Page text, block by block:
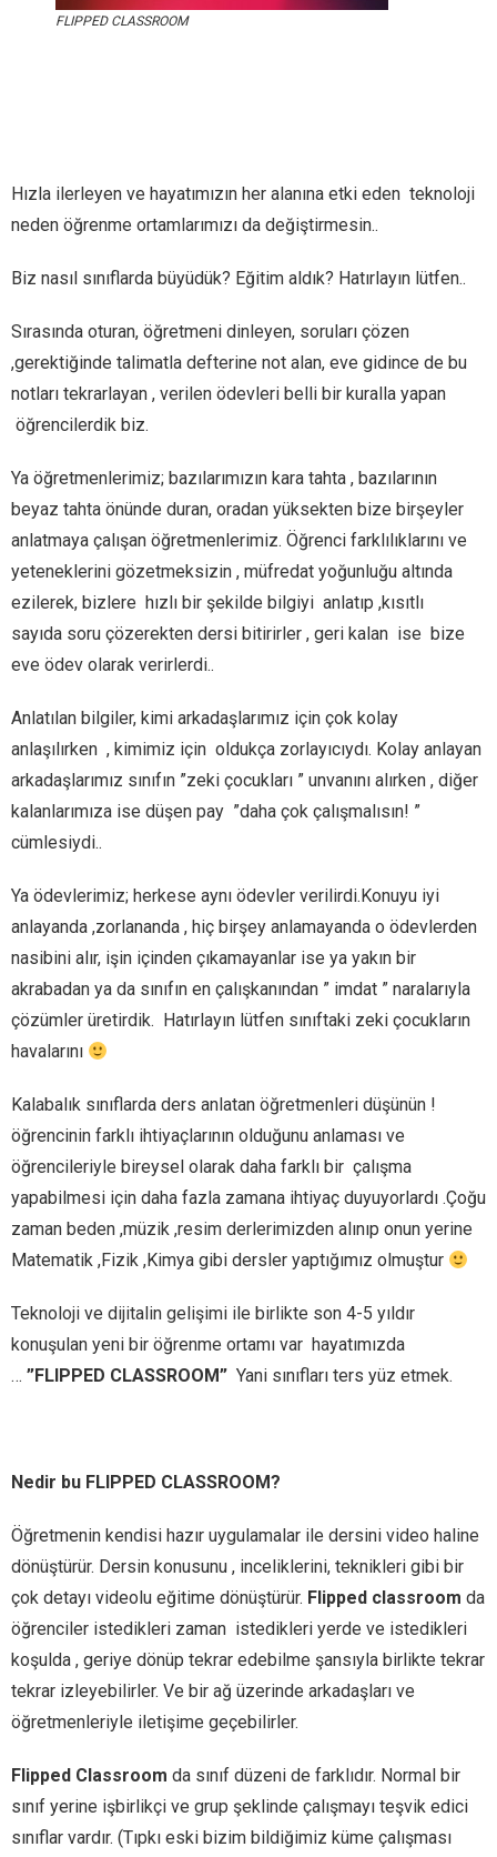
FLIPPED CLASSROOM
Hızla ilerleyen ve hayatımızın her alanına etki eden teknoloji
neden öğrenme ortamlarımızı da değiştirmesin..
Biz nasıl sınıflarda büyüdük? Eğitim aldık? Hatırlayın lütfen..
Sırasında oturan, öğretmeni dinleyen, soruları çözen
,gerektiğinde talimatla defterine not alan, eve gidince de bu
notları tekrarlayan , verilen ödevleri belli bir kuralla yapan
öğrencilerdik biz.
Ya öğretmenlerimiz; bazılarımızın kara tahta , bazılarının
beyaz tahta önünde duran, oradan yüksekten bize birşeyler
anlatmaya çalışan öğretmenlerimiz. Öğrenci farklılıklarını ve
yeteneklerini gözetmeksizin , müfredat yoğunluğu altında
ezilerek, bizlere hızlı bir şekilde bilgiyi anlatıp ,kısıtlı
sayıda soru çözerekten dersi bitirirler , geri kalan ise bize
eve ödev olarak verirlerdi..
Anlatılan bilgiler, kimi arkadaşlarımız için çok kolay
anlaşılırken , kimimiz için oldukça zorlayıcıydı. Kolay anlayan
arkadaşlarımız sınıfın ”zeki çocukları ” unvanını alırken , diğer
kalanlarımıza ise düşen pay ”daha çok çalışmalısın! ”
cümlesiydi..
Ya ödevlerimiz; herkese aynı ödevler verilirdi.Konuyu iyi
anlayanda ,zorlananda , hiç birşey anlamayanda o ödevlerden
nasibini alır, işin içinden çıkamayanlar ise ya yakın bir
akrabadan ya da sınıfın en çalışkanından ” imdat ” naralarıyla
çözümler üretirdik. Hatırlayın lütfen sınıftaki zeki çocukların
havalarını
Kalabalık sınıflarda ders anlatan öğretmenleri düşünün !
öğrencinin farklı ihtiyaçlarının olduğunu anlaması ve
öğrencileriyle bireysel olarak daha farklı bir çalışma
yapabilmesi için daha fazla zamana ihtiyaç duyuyorlardı .Çoğu
zaman beden ,müzik ,resim derlerimizden alınıp onun yerine
Matematik ,Fizik ,Kimya gibi dersler yaptığımız olmuştur
Teknoloji ve dijitalin gelişimi ile birlikte son 4-5 yıldır
konuşulan yeni bir öğrenme ortamı var hayatımızda
… ”FLIPPED CLASSROOM” Yani sınıfları ters yüz etmek.
Nedir bu FLIPPED CLASSROOM?
Öğretmenin kendisi hazır uygulamalar ile dersini video haline
dönüştürür. Dersin konusunu , inceliklerini, teknikleri gibi bir
çok detayı videolu eğitime dönüştürür. Flipped classroom da
öğrenciler istedikleri zaman istedikleri yerde ve istedikleri
koşulda , geriye dönüp tekrar edebilme şansıyla birlikte tekrar
tekrar izleyebilirler. Ve bir ağ üzerinde arkadaşları ve
öğretmenleriyle iletişime geçebilirler.
Flipped Classroom da sınıf düzeni de farklıdır. Normal bir
sınıf yerine işbirlikçi ve grup şeklinde çalışmayı teşvik edici
sınıflar vardır. (Tıpkı eski bizim bildiğimiz küme çalışması